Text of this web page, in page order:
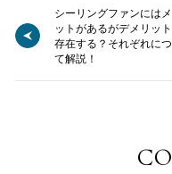
シーリングファンにはメ
ットがあるがデメリッ
存在する？それぞれに
て解説！